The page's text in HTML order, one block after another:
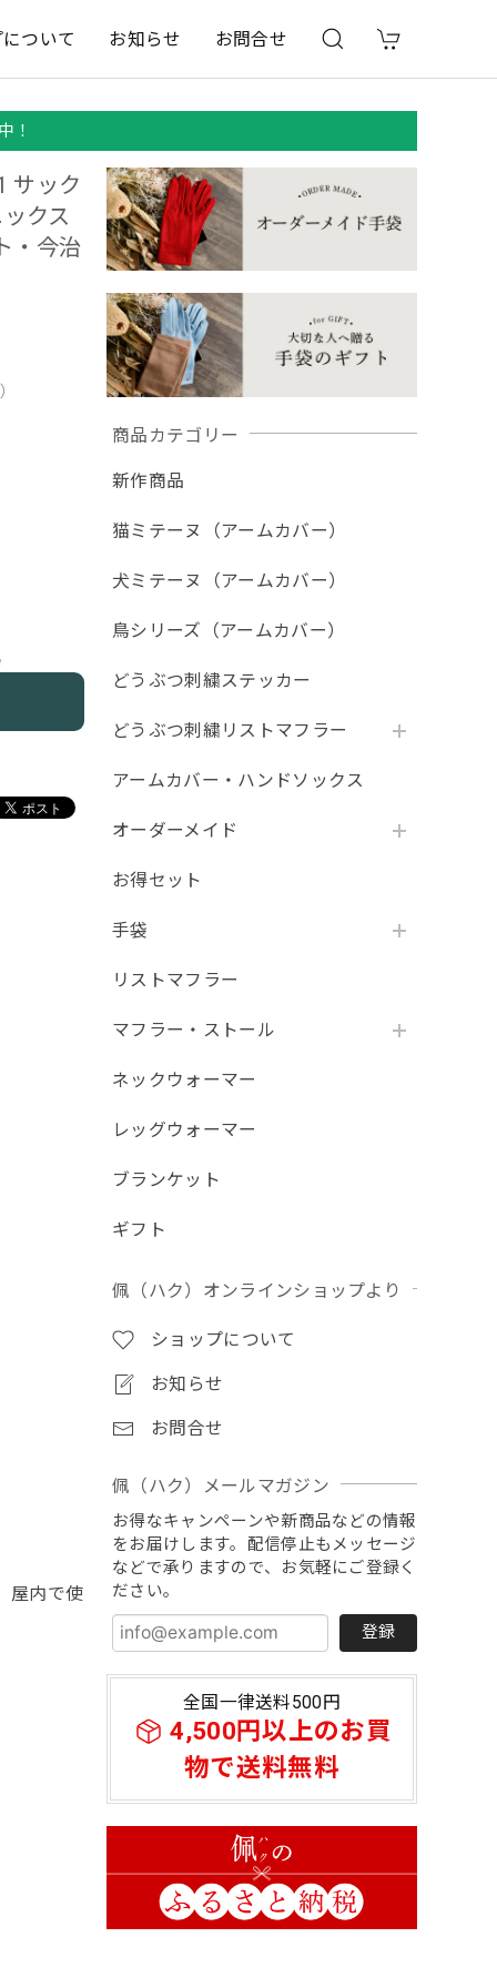
ついて お知らせ お問合せ
！
商品カテゴリー
新作商品
猫ミテーヌ（アームカバー）
犬ミテーヌ（アームカバー）
鳥シリーズ（アームカバー）
どうぶつ刺繍ステッカー
どうぶつ刺繍リストマフラー
アームカバー・ハンドソックス
オーダーメイド
お得セット
手袋
リストマフラー
マフラー・ストール
ネックウォーマー
レッグウォーマー
ブランケット
ギフト
佩（ハク）オンラインショップより
ショップについて
お知らせ
お問合せ
佩（ハク）メールマガジン
お得なキャンペーンや新商品などの情報
をお届けします。配信停止もメッセージ
などで承りますので、お気軽にご登録く
ださい。
登録
全国一律送料500円
4,500円以上のお買
物で送料無料
サック
クス
・今治
屋内で使